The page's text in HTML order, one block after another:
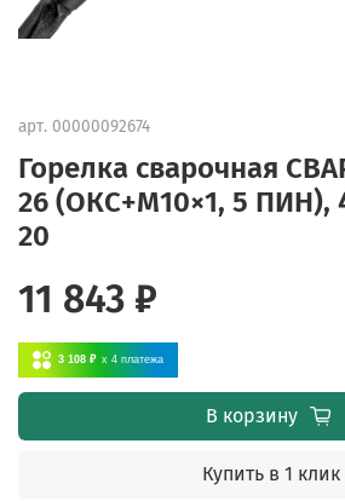
арт. 00000092674
Горелка сварочная
26 (ОКС+М10×1, 5 ПИН),
20
11 843 ₽
3 108 ₽ x 4 платежа
В корзину
Купить в 1 клик